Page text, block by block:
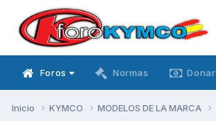
Foros Normas
Inicio KYMCO MODELOS DE LA MARCA